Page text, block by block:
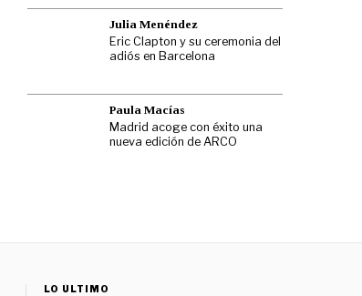
Julia Menéndez
Eric Clapton y su ceremonia del
adiós en Barcelona
Paula Macías
Madrid acoge con éxito una
nueva edición de ARCO
LO ÚLTIMO